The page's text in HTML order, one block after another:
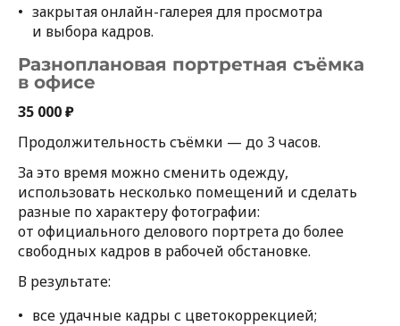
закрытая онлайн-галерея для просмотра
и выбора кадров.
Разноплановая портретная съёмка
в офисе
35 000 ₽
Продолжительность съёмки — до 3 часов.
За это время можно сменить одежду,
использовать несколько помещений и сделать
разные по характеру фотографии:
от официального делового портрета до более
свободных кадров в рабочей обстановке.
В результате:
все удачные кадры с цветокоррекцией;